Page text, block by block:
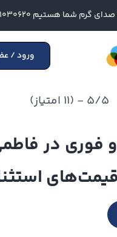
گرم شما هستیم ۰۲۱۹۱۰۳۰۶۲۰
ورود /
۵/۵ - (۱۱ امتیاز)
و فوری در
قیمت‌های